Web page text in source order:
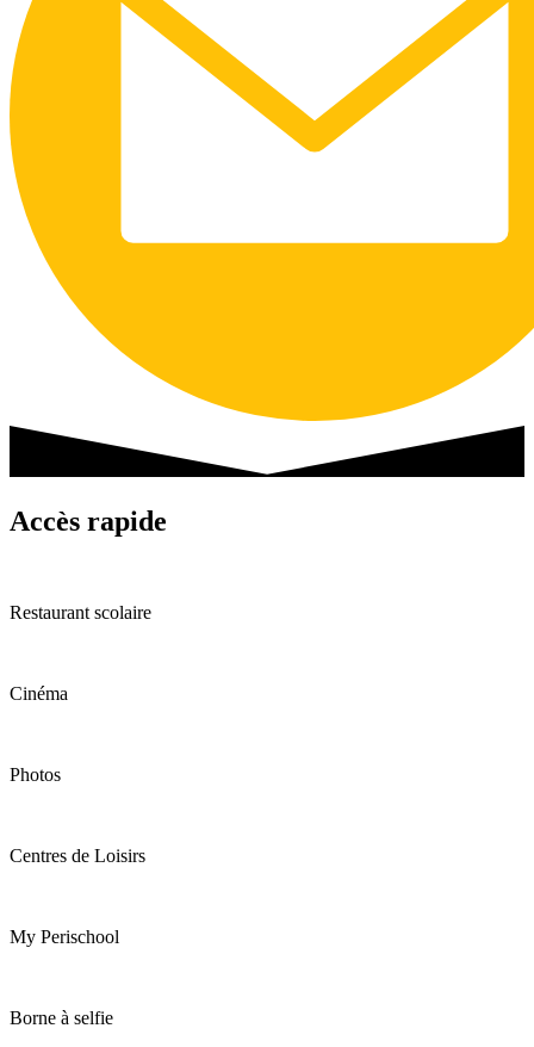
Accès rapide
Restaurant scolaire
Cinéma
Photos
Centres de Loisirs
My Perischool
Borne à selfie